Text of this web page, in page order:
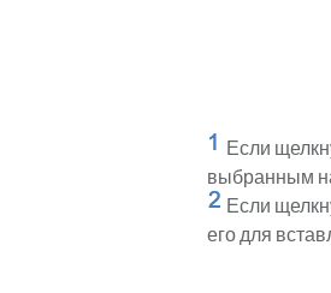
Если
выбранным
Если
его для